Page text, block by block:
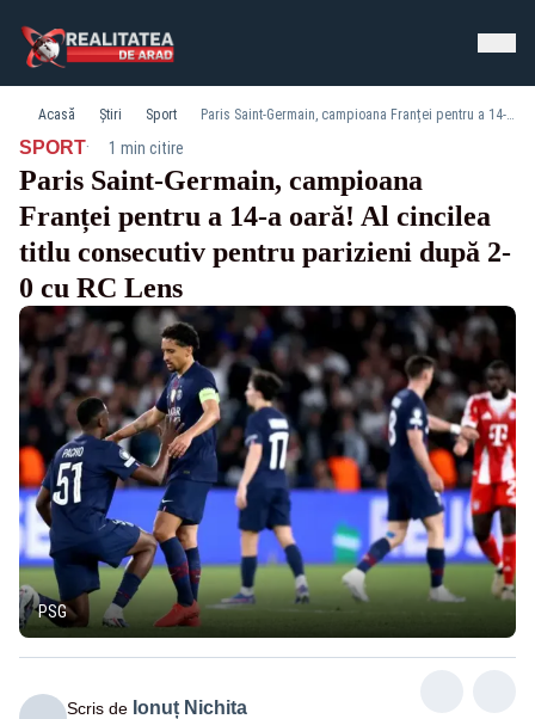
Acasă Știri Sport Paris Saint-Germain, campioana Franței pentru a 14-a oară! Al cincilea titlu consecutiv pentru parizieni după 2-0 cu RC Lens
SPORT· 1 min citire
Paris Saint-Germain, campioana
Franței pentru a 14-a oară! Al cincilea
titlu consecutiv pentru parizieni după 2-
0 cu RC Lens
PSG
Scris de Ionuț Nichita